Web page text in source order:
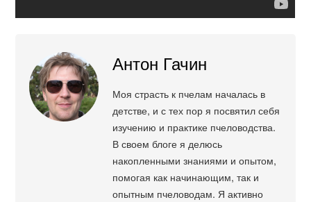
Антон Гачин
Моя страсть к пчелам началась в
детстве, и с тех пор я посвятил себя
изучению и практике пчеловодства.
В своем блоге я делюсь
накопленными знаниями и опытом,
помогая как начинающим, так и
опытным пчеловодам. Я активно